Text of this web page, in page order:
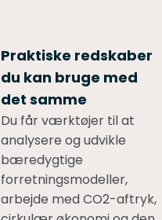
Praktiske redskaber
du kan bruge med
det samme
Du får værktøjer til at
analysere og udvikle
bæredygtige
forretningsmodeller,
arbejde med CO2-aftryk,